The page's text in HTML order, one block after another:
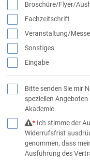
Broschüre/Flyer/
Fachzeitschrift
Veranstaltung/Messe
Sonstiges
Eingabe
Bitte senden Sie mir
speziellen
Akademie.
*Ich stimme der
Widerrufsfrist
genommen, dass
Ausführung des